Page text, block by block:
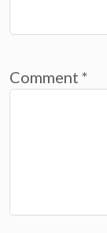
Comment *